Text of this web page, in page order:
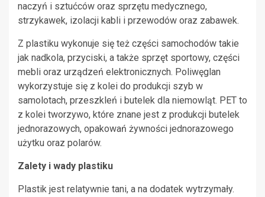
naczyń i sztućców oraz sprzętu medycznego,
strzykawek, izolacji kabli i przewodów oraz zabawek.
Z plastiku wykonuje się też części samochodów takie
jak nadkola, przyciski, a także sprzęt sportowy, części
mebli oraz urządzeń elektronicznych. Poliwęglan
wykorzystuje się z kolei do produkcji szyb w
samolotach, przeszkleń i butelek dla niemowląt. PET to
z kolei tworzywo, które znane jest z produkcji butelek
jednorazowych, opakowań żywności jednorazowego
użytku oraz polarów.
Zalety i wady plastiku
Plastik jest relatywnie tani, a na dodatek wytrzymały.